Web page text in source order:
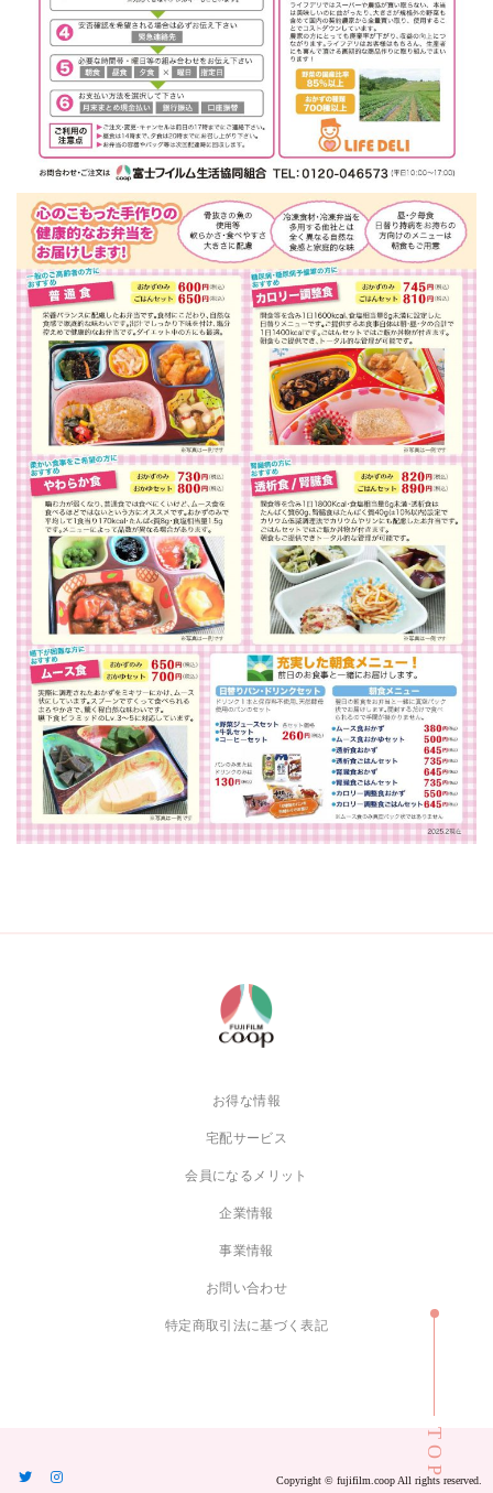
TOP
お得な情報
宅配サービス
会員になるメリット
企業情報
事業情報
お問い合わせ
特定商取引法に基づく表記
Copyright ©︎ fujifilm.coop All rights reserved.